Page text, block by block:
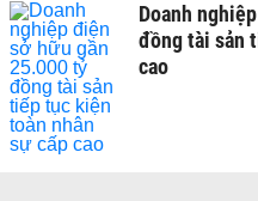
Doanh
đồng tài sản
cao